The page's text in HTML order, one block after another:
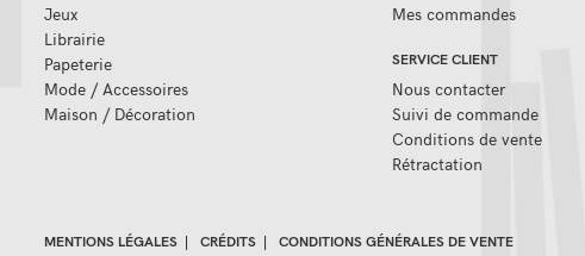
Jeux
Librairie
Papeterie
Mode / Accessoires
Maison / Décoration
Mes commandes
SERVICE CLIENT
Nous contacter
Suivi de commande
Conditions de vente
Rétractation
MENTIONS LÉGALES| CRÉDITS| CONDITIONS GÉNÉRALES DE VENTE